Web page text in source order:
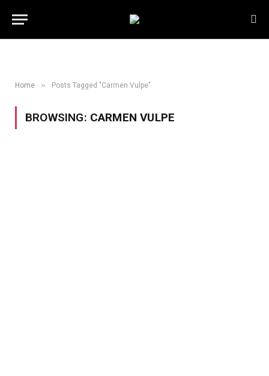
Home » Posts Tagged "Carmen Vulpe"
BROWSING: CARMEN VULPE